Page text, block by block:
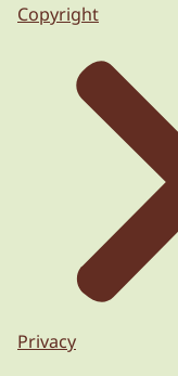
Copyright
Privacy